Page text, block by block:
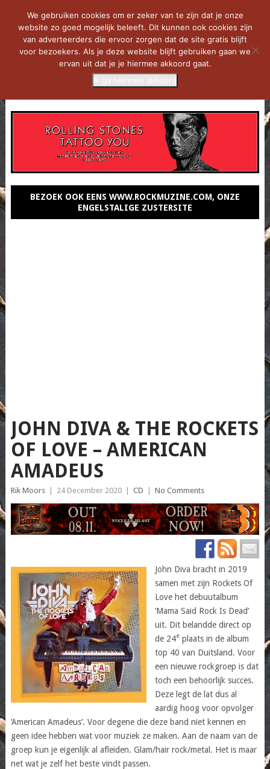
BEZOEK OOK EENS WWW.ROCKMUZINE.COM, ONZE
ENGELSTALIGE ZUSTERSITE
JOHN DIVA & THE ROCKETS
OF LOVE – AMERICAN
AMADEUS
Rik Moors 24 December 2020 CD No Comments
John Diva bracht in 2019
samen met zijn Rockets Of
Love het debuutalbum
‘Mama Said Rock Is Dead’
uit. Dit belandde direct op
de 24eplaats in de album
top 40 van Duitsland. Voor
een nieuwe rockgroep is dat
toch een behoorlijk succes.
Deze legt de lat dus al
aardig hoog voor opvolger
‘American Amadeus’. Voor degene die deze band niet kennen en
geen idee hebben wat voor muziek ze maken. Aan de naam van de
groep kun je eigenlijk al afleiden. Glam/hair rock/metal. Het is maar
net wat je zelf het beste vindt passen.
We gebruiken cookies om er zeker van te zijn dat je onze
website zo goed mogelijk beleeft. Dit kunnen ook cookies zijn
van adverteerders die ervoor zorgen dat de site gratis blijft
voor bezoekers. Als je deze website blijft gebruiken gaan we
ervan uit dat je je hiermee akkoord gaat.
Ik ga hiermee akkoord